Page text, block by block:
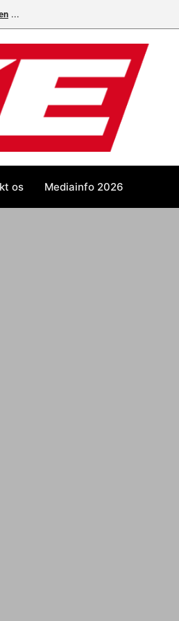
os Mediainfo 2026